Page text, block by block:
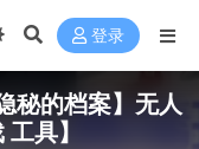
登录
秘的档案】无人
具】